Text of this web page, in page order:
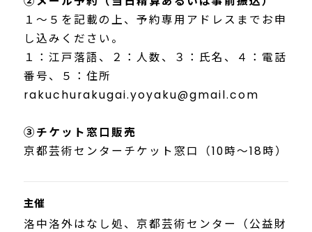
１～５を記載の上、予約専用アドレスまでお申
し込みください。
１：江戸落語、２：人数、３：氏名、４：電話
番号、５：住所
rakuchurakugai.yoyaku@gmail.com
③チケット窓口販売
京都芸術センターチケット窓口（10時～18時）
主催
洛中洛外はなし処、京都芸術センター（公益財